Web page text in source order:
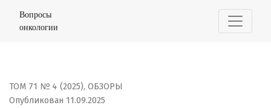
Использование машинного обучения для
Вопросы
онкологии
ТОМ 71 № 4 (2025), ОБЗОРЫ
Опубликован 11.09.2025